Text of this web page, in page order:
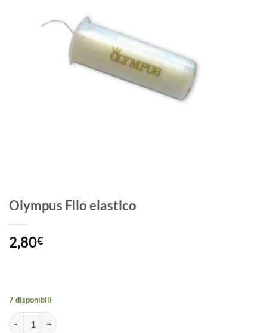
Olympus Filo elastico
2,80€
7 disponibili
Olympus Filo elastico quantità